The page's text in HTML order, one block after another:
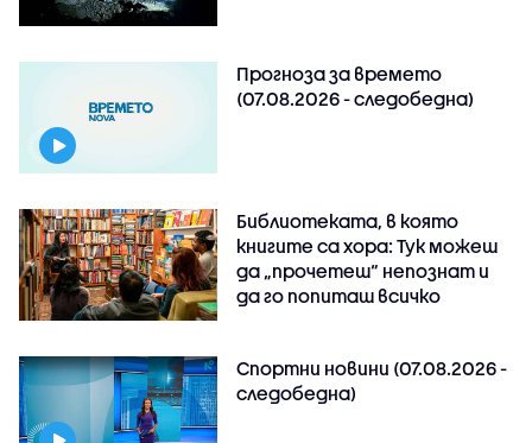
Прогноза за времето
(07.08.2026 - следобедна)
Библиотеката, в която
книгите са хора: Тук можеш
да „прочетеш“ непознат и
да го попиташ всичко
Спортни новини (07.08.2026 -
следобедна)